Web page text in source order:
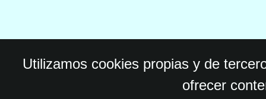
Utilizamos cookies propias y de
ofrecer